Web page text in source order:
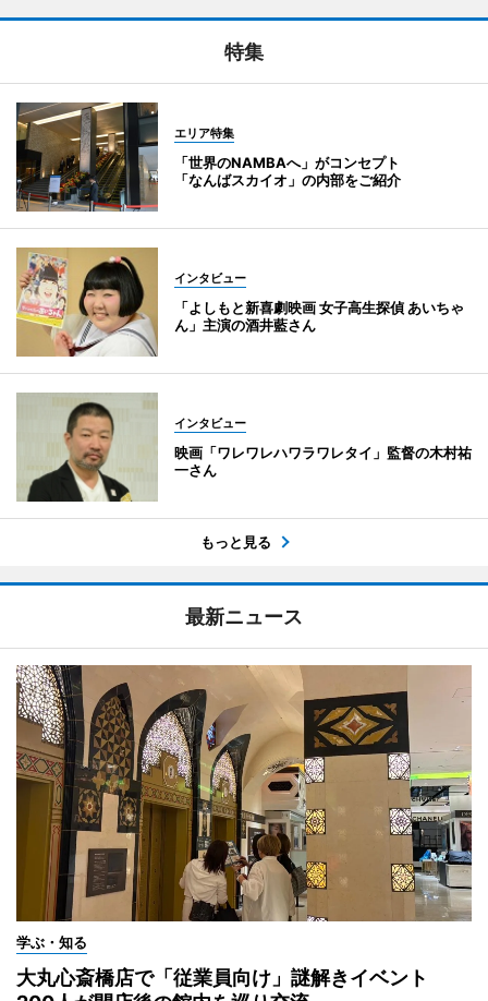
特集
エリア特集
「世界のNAMBAへ」がコンセプト
「なんばスカイオ」の内部をご紹介
インタビュー
「よしもと新喜劇映画 女子高生探偵 あいちゃ
ん」主演の酒井藍さん
インタビュー
映画「ワレワレハワラワレタイ」監督の木村祐
一さん
もっと見る
最新ニュース
学ぶ・知る
大丸心斎橋店で「従業員向け」謎解きイベント